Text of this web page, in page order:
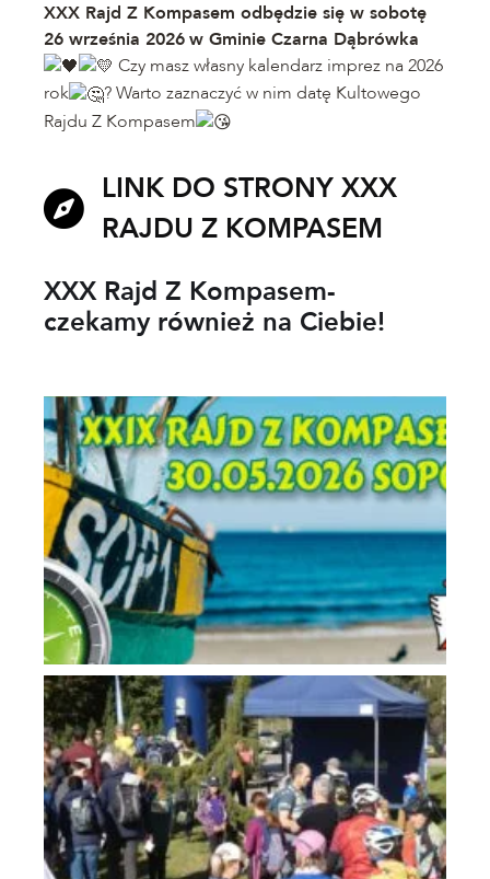
XXX Rajd Z Kompasem odbędzie się w sobotę
26 września 2026w Gminie Czarna Dąbrówka
Czy masz własny kalendarz imprez na 2026
rok
? Warto zaznaczyć w nim datę Kultowego
Rajdu Z Kompasem
LINK DO STRONY XXX
RAJDU Z KOMPASEM
XXX Rajd Z Kompasem-
czekamy również na Ciebie!